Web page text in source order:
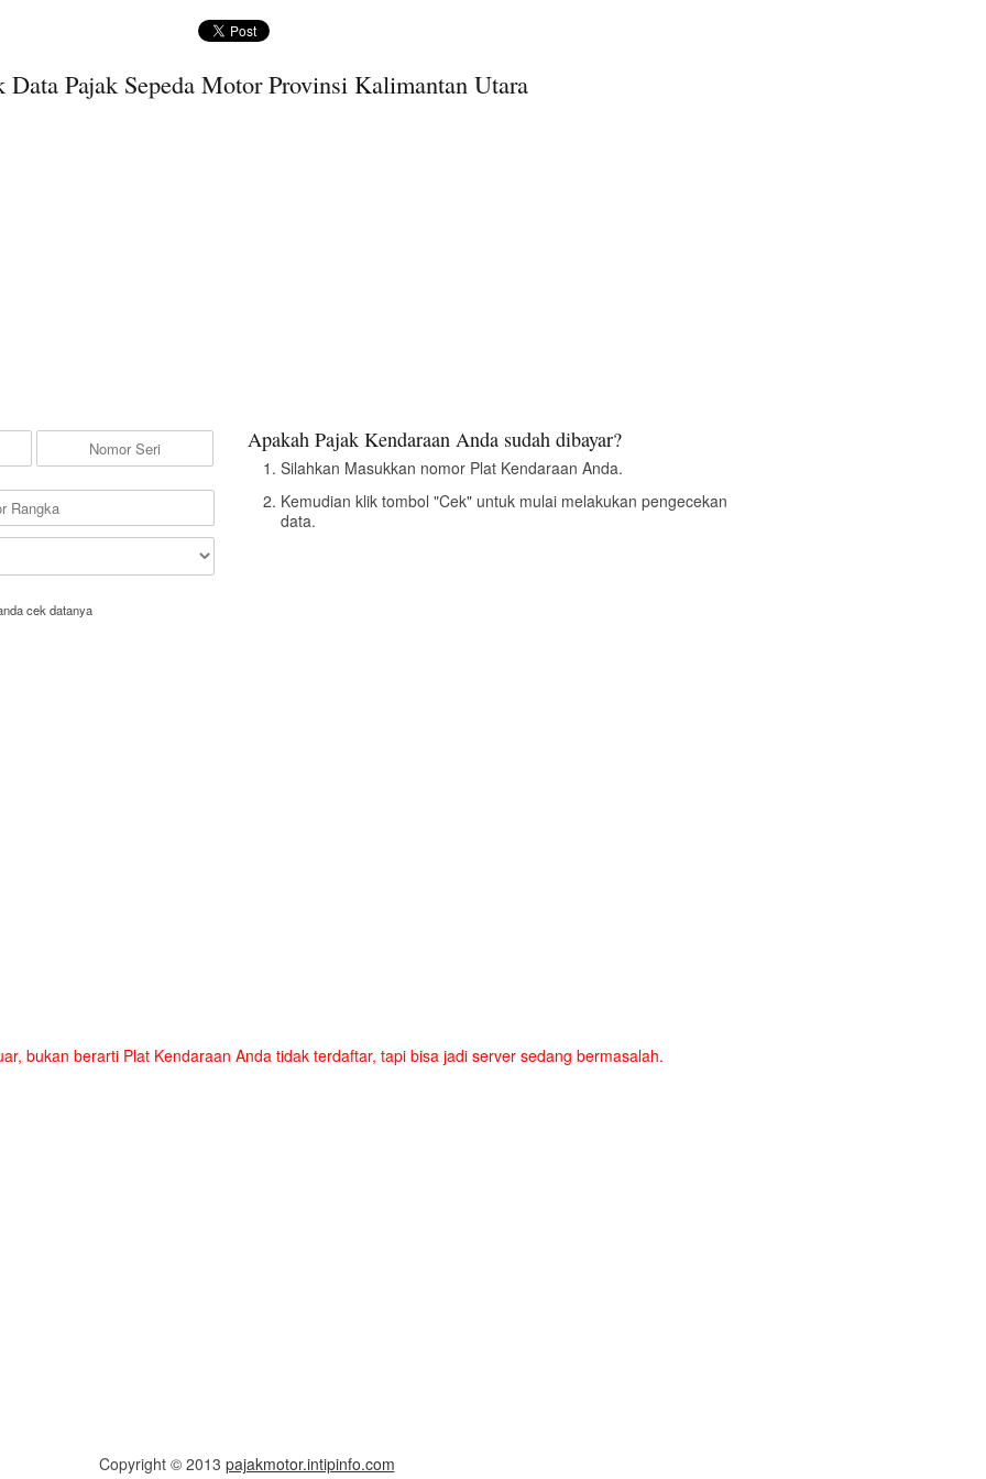
Data Pajak Sepeda Motor Provinsi Kalimantan Utara
cek datanya
Apakah Pajak Kendaraan Anda sudah dibayar?
Silahkan Masukkan nomor Plat Kendaraan Anda.
Kemudian klik tombol "Cek" untuk mulai melakukan pengecekan
data.
bukan berarti Plat Kendaraan Anda tidak terdaftar, tapi bisa jadi server sedang bermasalah.
Copyright © 2013 pajakmotor.intipinfo.com